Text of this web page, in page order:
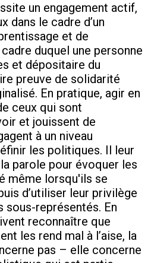
un engagement actif,
dans le cadre d’un
et de
duquel une personne
et dépositaire du
preuve de solidarité
En pratique, agir en
ceux qui sont
et jouissent de
à un niveau
les politiques. Il leur
parole pour évoquer les
même lorsqu'ils se
d’utiliser leur privilège
sous-représentés. En
reconnaître que
les rend mal à l’aise, la
pas – elle concerne